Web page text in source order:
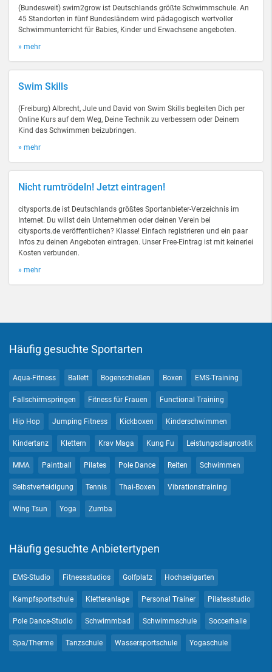
(Bundesweit) swim2grow ist Deutschlands größte Schwimmschule. An
45 Standorten in fünf Bundesländern wird pädagogisch wertvoller
Schwimmunterricht für Babies, Kinder und Erwachsene angeboten.
» mehr
Swim Skills
(Freiburg) Albrecht, Jule und David von Swim Skills begleiten Dich per
Online Kurs auf dem Weg, Deine Technik zu verbessern oder Deinem
Kind das Schwimmen beizubringen.
» mehr
Nicht rumtrödeln! Jetzt eintragen!
citysports.de ist Deutschlands größtes Sportanbieter-Verzeichnis im
Internet. Du willst dein Unternehmen oder deinen Verein bei
citysports.de veröffentlichen? Klasse! Einfach registrieren und ein paar
Infos zu deinen Angeboten eintragen. Unser Free-Eintrag ist mit keinerlei
Kosten verbunden.
» mehr
Häufig gesuchte Sportarten
Aqua-Fitness Ballett Bogenschießen Boxen EMS-Training
Fallschirmspringen Fitness für Frauen Functional Training
Hip Hop Jumping Fitness Kickboxen Kinderschwimmen
Kindertanz Klettern Krav Maga Kung Fu Leistungsdiagnostik
MMA Paintball Pilates Pole Dance Reiten Schwimmen
Selbstverteidigung Tennis Thai-Boxen Vibrationstraining
Wing Tsun Yoga Zumba
Häufig gesuchte Anbietertypen
EMS-Studio Fitnessstudios Golfplatz Hochseilgarten
Kampfsportschule Kletteranlage Personal Trainer Pilatesstudio
Pole Dance-Studio Schwimmbad Schwimmschule Soccerhalle
Spa/Therme Tanzschule Wassersportschule Yogaschule